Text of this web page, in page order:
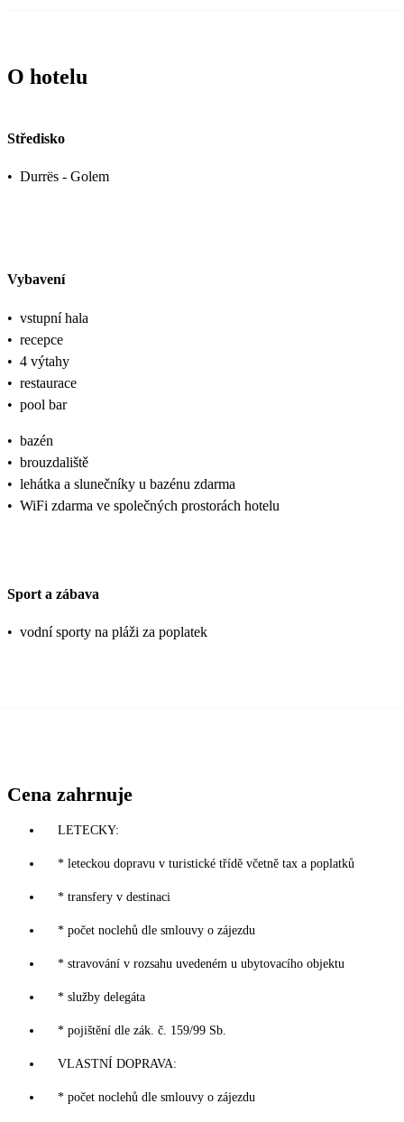
O hotelu
Středisko
• Durrës - Golem
Vybavení
• vstupní hala
• recepce
• 4 výtahy
• restaurace
• pool bar
• bazén
• brouzdaliště
• lehátka a slunečníky u bazénu zdarma
• WiFi zdarma ve společných prostorách hotelu
Sport a zábava
• vodní sporty na pláži za poplatek
Cena zahrnuje
LETECKY:
* leteckou dopravu v turistické třídě včetně tax a poplatků
* transfery v destinaci
* počet noclehů dle smlouvy o zájezdu
* stravování v rozsahu uvedeném u ubytovacího objektu
* služby delegáta
* pojištění dle zák. č. 159/99 Sb.
VLASTNÍ DOPRAVA:
* počet noclehů dle smlouvy o zájezdu